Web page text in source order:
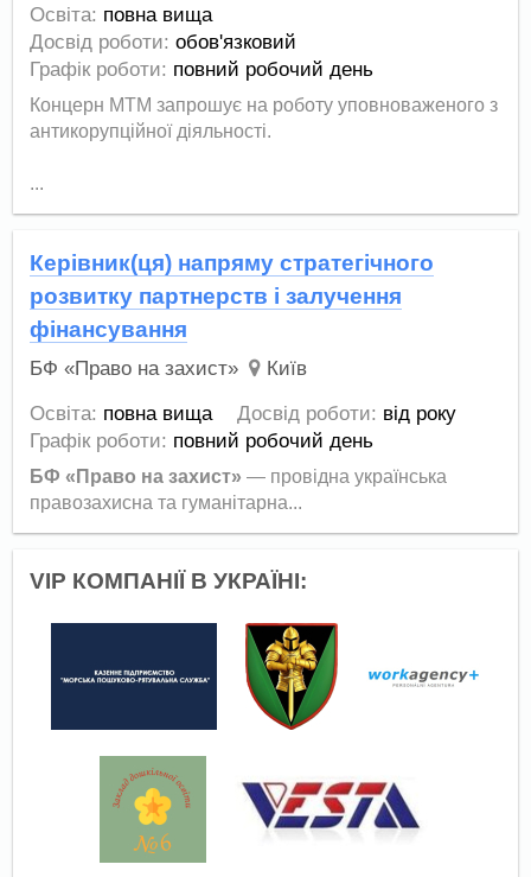
Освіта: повна вища
Досвід роботи: обов'язковий
Графік роботи: повний робочий день
Концерн МТМ запрошує на роботу уповноваженого з
антикорупційної діяльності.
...
Керівник(ця) напряму стратегічного
розвитку партнерств і залучення
фінансування
БФ «Право на захист» Київ
Освіта: повна вища Досвід роботи: від року
Графік роботи: повний робочий день
БФ «Право на захист»— провідна українська
правозахисна та гуманітарна...
VIP КОМПАНІЇ В УКРАЇНІ: